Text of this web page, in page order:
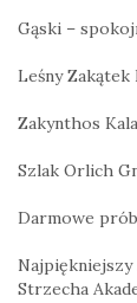
Gąski –
Leśny Zakątek
Zakynthos
Szlak Orlich
Darmowe
Najpiękniejszy
Strzecha